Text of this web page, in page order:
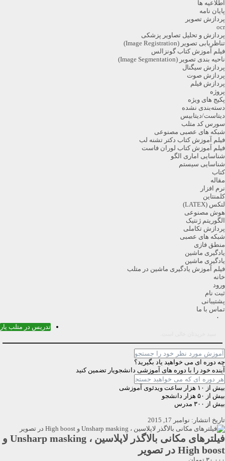
اطلاعیه ها
پایان نامه
پردازش تصویر
ocr
پردازش و تحلیل تصاویر پزشکی
تناظریابی تصویر (Image Registration)
فیلم آموزش کتاب گونزالس
ناحیه بندی تصویر (Image Segmentation)
پردازش سیگنال
پردازش صوت
پردازش فیلم
پروژه
پکیج های ویژه
دسته‌بندی نشده
دیتاست/دیتابیس
سورس کد متلب
شبکه های عصبی مصنوعی
فیلم آموزش کتاب دکتر تشنه لب
فیلم آموزش کتاب لوران فاست
شناسایی اماری الگو
شناسایی سیستم
کتاب
مقاله
نرم افزار
کلمنتاین
لتکس (LATEX)
هوش مصنوعی
الگوریتم ژنتیک
پردازش تکاملی
شبکه های عصبی
منطق فازی
یادگیری ماشین
یادگیری ماشین
فیلم آموزش یادگیری ماشین در متلب
خانه
ورود
ثبت نام
پشتیبانی
تماس با ما
۰
تدریس در متلب یار
چه دوره ای می خواهید یاد بگیرید؟
آینده خود را با دوره های آموزشی دانشجویار تضمین کنید
بیش از ۱۰ هزار ساعت ویدئوی آموزشی
بیش از ۵۰ هزار دانشجو
بیش از ۳۰۰ مدرس
تاریخ انتشار: نوامبر 17, 2015
فیلترهای مکانی بالاگذر لاپلاسین ، Unsharp masking و
High boost در تصویر